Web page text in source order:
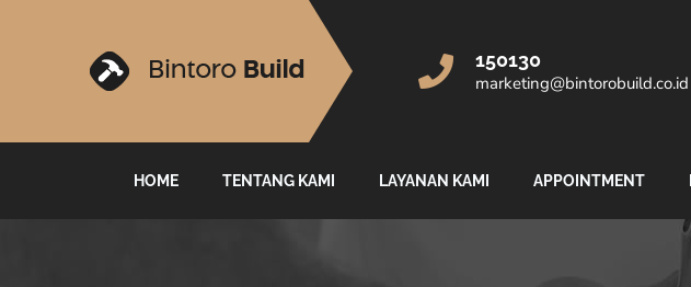
150130
marketing@bintorobuild.co.id
HOME TENTANG KAMI LAYANAN KAMI APPOINTMENT